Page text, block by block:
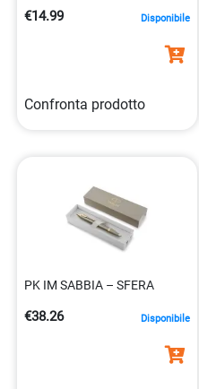
€14.99 Disponibile
Confronta prodotto
PK IM SABBIA – SFERA
€38.26 Disponibile